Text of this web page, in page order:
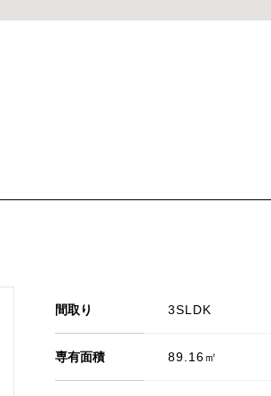
間取り 3SLDK
専有面積 89.16㎡